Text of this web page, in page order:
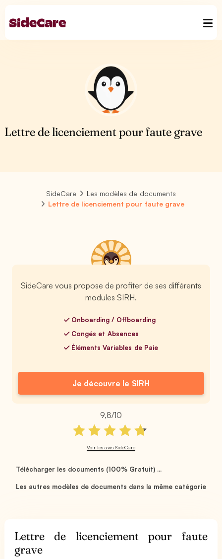
Lettre de licenciement pour faute grave
SideCare
Les modèles de documents
Lettre de licenciement pour faute grave
SideCare vous propose de profiter de ses différents
modules SIRH.
Onboarding / Offboarding
Congés et Absences
Éléments Variables de Paie
Je découvre le SIRH
9,8/10
Voir les avis SideCare
Télécharger les documents (100% Gratuit) ...
Les autres modèles de documents dans la même catégorie
Lettre de licenciement pour faute
grave